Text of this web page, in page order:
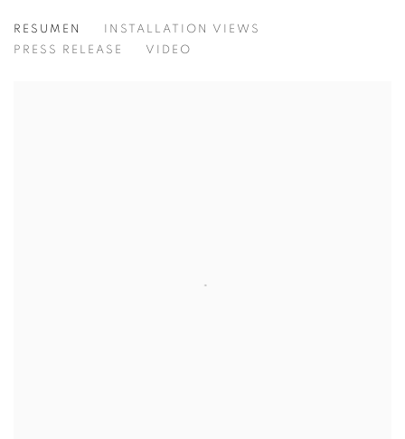
김홍주
RESUMEN
INSTALLATION VIEWS
PRESS RELEASE
VIDEO